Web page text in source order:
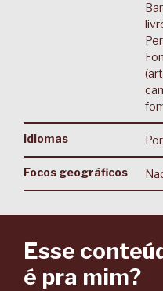
Idiomas
Focos geográficos
Esse
é pra mim?